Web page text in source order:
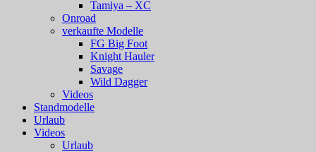
Tamiya – XC
Onroad
verkaufte Modelle
FG Big Foot
Knight Hauler
Savage
Wild Dagger
Videos
Standmodelle
Urlaub
Videos
Urlaub